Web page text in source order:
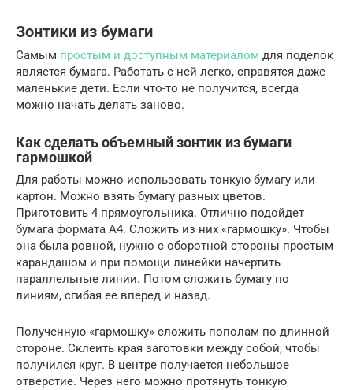
Зонтики из бумаги
Самым простым и доступным материалом для поделок
является бумага. Работать с ней легко, справятся даже
маленькие дети. Если что-то не получится, всегда
можно начать делать заново.
Как сделать объемный зонтик из бумаги
гармошкой
Для работы можно использовать тонкую бумагу или
картон. Можно взять бумагу разных цветов.
Приготовить 4 прямоугольника. Отлично подойдет
бумага формата А4. Сложить из них «гармошку». Чтобы
она была ровной, нужно с оборотной стороны простым
карандашом и при помощи линейки начертить
параллельные линии. Потом сложить бумагу по
линиям, сгибая ее вперед и назад.
Полученную «гармошку» сложить пополам по длинной
стороне. Склеить края заготовки между собой, чтобы
получился круг. В центре получается небольшое
отверстие. Через него можно протянуть тонкую